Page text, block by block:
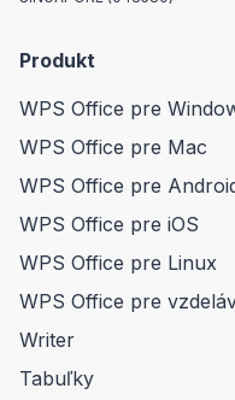
Produkt
WPS Office pre
WPS Office pre Mac
WPS Office pre
WPS Office pre iOS
WPS Office pre Linux
WPS Office pre
Writer
Tabuľky